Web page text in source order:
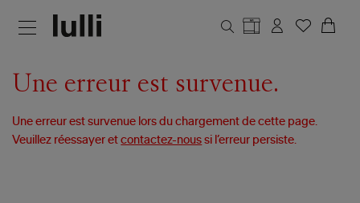
Une erreur est survenue.
Une erreur est survenue lors du chargement de cette page.
Veuillez réessayer etcontactez-nous si l’erreur persiste.